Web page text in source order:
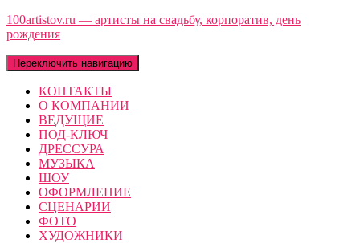
100artistov.ru — артисты на свадьбу, корпоратив, день
рождения
Переключить навигацию
КОНТАКТЫ
О КОМПАНИИ
ВЕДУЩИЕ
ПОД-КЛЮЧ
ДРЕССУРА
МУЗЫКА
ШОУ
ОФОРМЛЕНИЕ
СЦЕНАРИИ
ФОТО
ХУДОЖНИКИ